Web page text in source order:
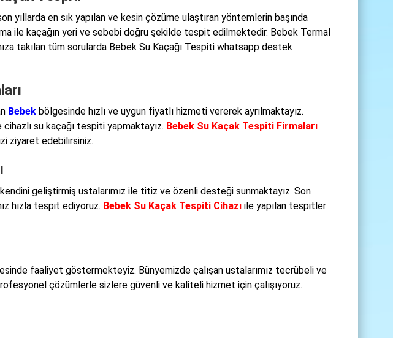
yıllarda en sık yapılan ve kesin çözüme ulaştıran yöntemlerin başında
ile kaçağın yeri ve sebebi doğru şekilde tespit edilmektedir. Bebek Termal
takılan tüm sorularda Bebek Su Kaçağı Tespiti whatsapp destek
Bebekbölgesinde hızlı ve uygun fiyatlı hizmeti vererek ayrılmaktayız.
su kaçağı tespiti yapmaktayız. Bebek Su Kaçak Tespiti Firmaları
ziyaret edebilirsiniz.
geliştirmiş ustalarımız ile titiz ve özenli desteği sunmaktayız. Son
hızla tespit ediyoruz. Bebek Su Kaçak Tespiti Cihazıile yapılan tespitler
faaliyet göstermekteyiz. Bünyemizde çalışan ustalarımız tecrübeli ve
çözümlerle sizlere güvenli ve kaliteli hizmet için çalışıyoruz.